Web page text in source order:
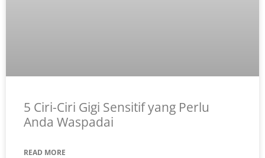
5 Ciri-Ciri Gigi Sensitif yang Perlu
Anda Waspadai
READ MORE